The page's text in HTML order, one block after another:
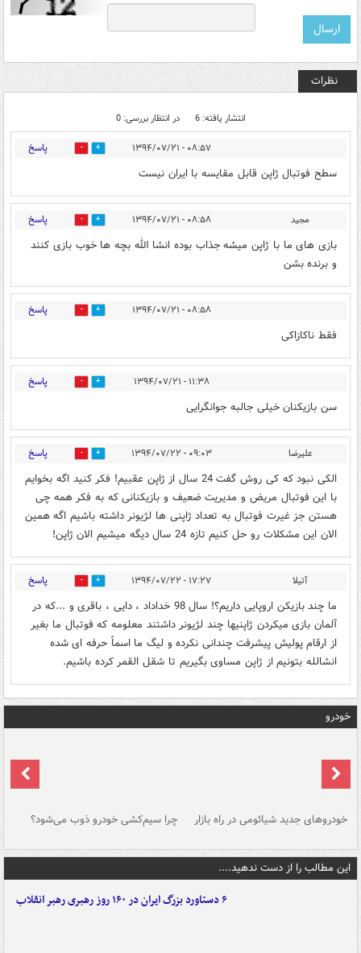
نظرات
انتشار یافته: 6 در انتظار بررسی: 0
۰۸:۵۷ - ۱۳۹۴/۰۷/۲۱ 0 پاسخ
سطح فوتبال ژاپن قابل مقایسه با ایران نیست
مجید ۰۸:۵۸ - ۱۳۹۴/۰۷/۲۱ 0 پاسخ
بازی های ما با ژاپن میشه جذاب بوده انشا الله بچه ها خوب بازی کنند
و برنده بشن
۰۸:۵۸ - ۱۳۹۴/۰۷/۲۱ 0 پاسخ
فقط ناکازاکی
۱۱:۳۸ - ۱۳۹۴/۰۷/۲۱ 0 پاسخ
سن بازیکنان خیلی جالبه جوانگرایی
علیرضا ۰۹:۰۳ - ۱۳۹۴/۰۷/۲۲ 3 پاسخ
الکی نبود که کی روش گفت 24 سال از ژاپن عقبیم! فکر کنید اگه بخوایم
با این فوتبال مریض و مدیریت ضعیف و بازیکنانی که به فکر همه چی
هستن جز غیرت فوتبال به تعداد ژاپنی ها لژیونر داشته باشیم اگه همین
الان این مشکلات رو حل کنیم تازه 24 سال دیگه میشیم الان ژاپن!
آتیلا ۱۷:۲۷ - ۱۳۹۴/۰۷/۲۲ 1 پاسخ
ما چند بازیکن اروپایی داریم؟! سال 98 خداداد ، دایی ، باقری و ...که در
آلمان بازی میکردن ژاپنیها چند لژیونر داشتند معلومه که فوتبال ما بغیر
از ارقام پولیش پیشرفت چندانی نکرده و لیگ ما اسماً حرفه ای شده
انشالله بتونیم از ژاپن مساوی بگیریم تا شقل القمر کرده باشیم.
خودرو
خودروهای جدید شیائومی در راه بازار چرا سیم‌کشی خودرو ذوب می‌شود؟
این مطالب را از دست ندهید....
۶ دستاورد بزرگ ایران در ۱۶۰ روز رهبری رهبر انقلاب